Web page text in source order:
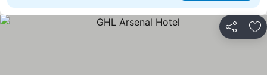
Compartir